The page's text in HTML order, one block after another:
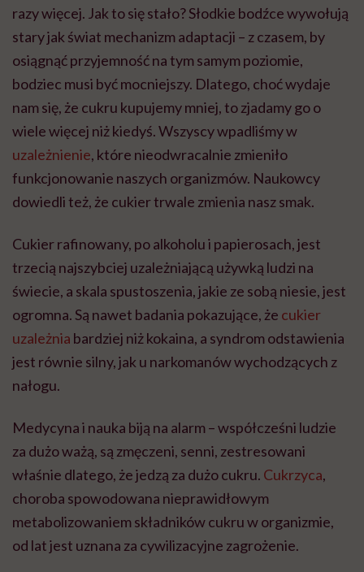
razy więcej. Jak to się stało? Słodkie bodźce wywołują
stary jak świat mechanizm adaptacji – z czasem, by
osiągnąć przyjemność na tym samym poziomie,
bodziec musi być mocniejszy. Dlatego, choć wydaje
nam się, że cukru kupujemy mniej, to zjadamy go o
wiele więcej niż kiedyś. Wszyscy wpadliśmy w
uzależnienie, które nieodwracalnie zmieniło
funkcjonowanie naszych organizmów. Naukowcy
dowiedli też, że cukier trwale zmienia nasz smak.
Cukier rafinowany, po alkoholu i papierosach, jest
trzecią najszybciej uzależniającą używką ludzi na
świecie, a skala spustoszenia, jakie ze sobą niesie, jest
ogromna. Są nawet badania pokazujące, że cukier
uzależnia bardziej niż kokaina, a syndrom odstawienia
jest równie silny, jak u narkomanów wychodzących z
nałogu.
Medycyna i nauka biją na alarm – współcześni ludzie
za dużo ważą, są zmęczeni, senni, zestresowani
właśnie dlatego, że jedzą za dużo cukru. Cukrzyca,
choroba spowodowana nieprawidłowym
metabolizowaniem składników cukru w organizmie,
od lat jest uznana za cywilizacyjne zagrożenie.